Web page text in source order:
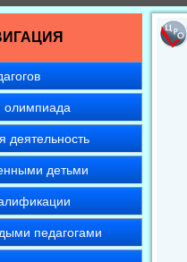
олимпиада
деятельность
детьми
педагогами